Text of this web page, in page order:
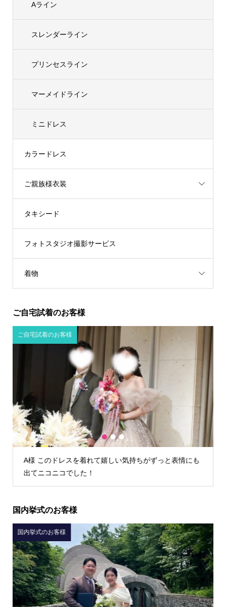
Aライン
スレンダーライン
プリンセスライン
マーメイドライン
ミニドレス
カラードレス
ご親族様衣装
タキシード
フォトスタジオ撮影サービス
着物
ご自宅試着のお客様
K様 TIG dressさんでウェディングドレスを借りて本当
によかったです！
ご自宅試着のお客様
1 2 3
国内挙式のお客様
国内挙式のお客様